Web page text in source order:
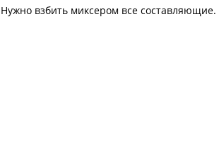
Нужно взбить миксером все составляющие.